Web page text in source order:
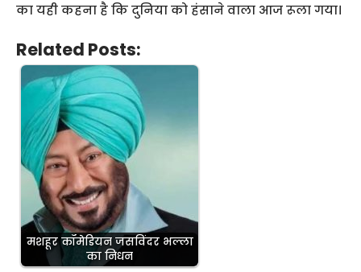
का यही कहना है कि दुनिया को हंसाने वाला आज रूला गया।
Related Posts:
मशहूर कॉमेडियन जसविंदर भल्ला
का निधन